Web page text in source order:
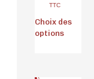
TTC
Choix des
options